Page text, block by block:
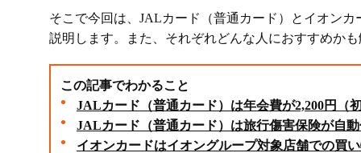
そこで今回は、JALカード（普通カード）とイオン
説明します。また、それぞれどんな人におすすめか
この記事でわかること
JALカード（普通カード）は年会費が2,200円（
JALカード（普通カード）は旅行傷害保険が自
イオンカードはイオングループ対象店舗での買